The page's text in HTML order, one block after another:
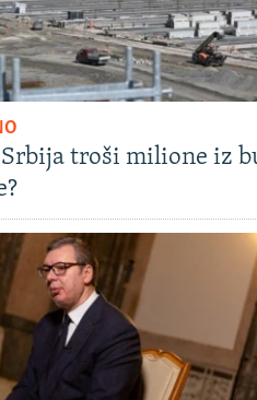
Srbija troši milione iz